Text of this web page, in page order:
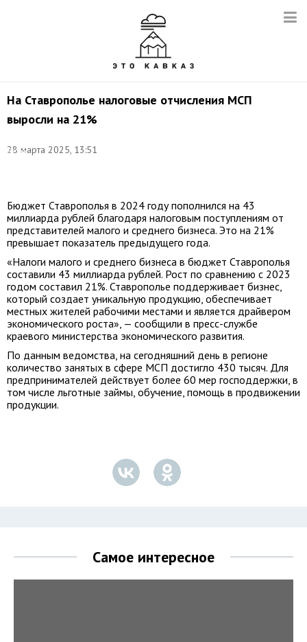
На Ставрополье налоговые отчисления МСП
выросли на 21%
28 марта 2025, 13:51
Денис
Бюджет Ставрополья в 2024 году пополнился на 43
миллиарда рублей благодаря налоговым поступлениям от
представителей малого и среднего бизнеса. Это на 21%
превышает показатель предыдущего года.
«Налоги малого и среднего бизнеса в бюджет Ставрополья
составили 43 миллиарда рублей. Рост по сравнению с 2023
годом составил 21%. Ставрополье поддерживает бизнес,
который создает уникальную продукцию, обеспечивает
местных жителей рабочими местами и является драйвером
экономического роста», — сообщили в пресс-службе
краевого министерства экономического развития.
По данным ведомства, на сегодняшний день в регионе
количество занятых в сфере МСП достигло 430 тысяч. Для
предпринимателей действует более 60 мер господдержки, в
том числе льготные займы, обучение, помощь в продвижении
продукции.
Самое интересное